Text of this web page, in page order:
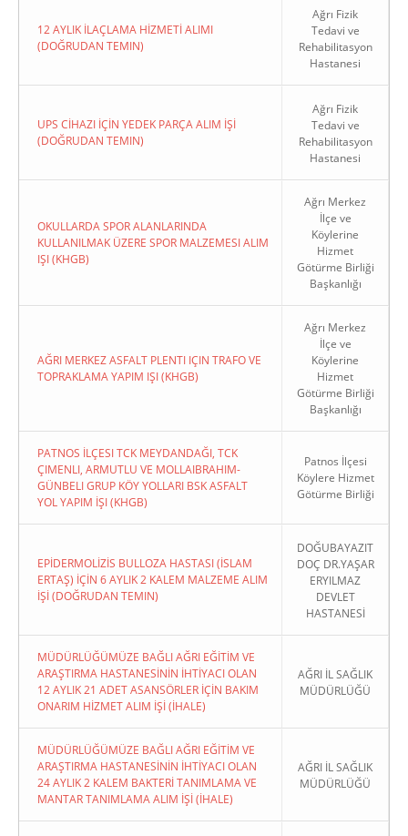
12 AYLIK İLAÇLAMA HİZMETİ ALIMI
(DOĞRUDAN TEMIN)
Ağrı Fizik
Tedavi ve
Rehabilitasyon
Hastanesi
UPS CİHAZI İÇİN YEDEK PARÇA ALIM İŞİ
(DOĞRUDAN TEMIN)
Ağrı Fizik
Tedavi ve
Rehabilitasyon
Hastanesi
OKULLARDA SPOR ALANLARINDA
KULLANILMAK ÜZERE SPOR MALZEMESI ALIM
IŞI (KHGB)
Ağrı Merkez
İlçe ve
Köylerine
Hizmet
Götürme Birliği
Başkanlığı
AĞRI MERKEZ ASFALT PLENTI IÇIN TRAFO VE
TOPRAKLAMA YAPIM IŞI (KHGB)
Ağrı Merkez
İlçe ve
Köylerine
Hizmet
Götürme Birliği
Başkanlığı
PATNOS İLÇESI TCK MEYDANDAĞI, TCK
ÇIMENLI, ARMUTLU VE MOLLAIBRAHIM-
GÜNBELI GRUP KÖY YOLLARI BSK ASFALT
YOL YAPIM İŞI (KHGB)
Patnos İlçesi
Köylere Hizmet
Götürme Birliği
EPİDERMOLİZİS BULLOZA HASTASI (İSLAM
ERTAŞ) İÇİN 6 AYLIK 2 KALEM MALZEME ALIM
İŞİ (DOĞRUDAN TEMIN)
DOĞUBAYAZIT
DOÇ DR.YAŞAR
ERYILMAZ
DEVLET
HASTANESİ
MÜDÜRLÜĞÜMÜZE BAĞLI AĞRI EĞİTİM VE
ARAŞTIRMA HASTANESİNİN İHTİYACI OLAN
12 AYLIK 21 ADET ASANSÖRLER İÇİN BAKIM
ONARIM HİZMET ALIM İŞİ (İHALE)
AĞRI İL SAĞLIK
MÜDÜRLÜĞÜ
MÜDÜRLÜĞÜMÜZE BAĞLI AĞRI EĞİTİM VE
ARAŞTIRMA HASTANESİNİN İHTİYACI OLAN
24 AYLIK 2 KALEM BAKTERİ TANIMLAMA VE
MANTAR TANIMLAMA ALIM İŞİ (İHALE)
AĞRI İL SAĞLIK
MÜDÜRLÜĞÜ